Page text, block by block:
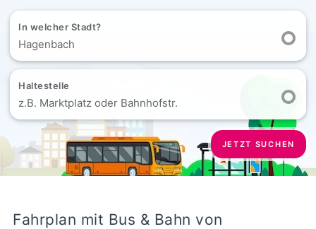
In welcher Stadt?
Hagenbach
Haltestelle
z.B. Marktplatz oder Bahnhofstr.
JETZT SUCHEN
Fahrplan mit Bus & Bahn von